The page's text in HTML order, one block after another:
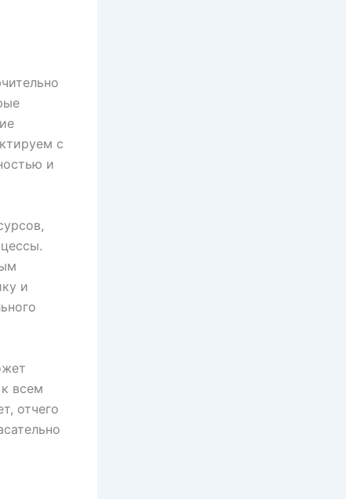
с
и
и
всем
отчего